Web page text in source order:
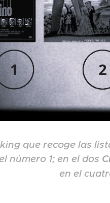
que recoge las
el número 1; en el dos
en el